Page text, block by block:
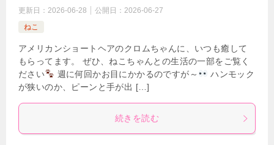
更新日： 2026-06-28 公開日： 2026-06-27
ねこ
アメリカンショートヘアのクロムちゃんに、いつも癒して
もらってます。 ぜひ、ねこちゃんとの生活の一部をご覧く
ださい
週に何回かお目にかかるのですが～
ハンモック
が狭いのか、ピーンと手が出 […]
続きを読む